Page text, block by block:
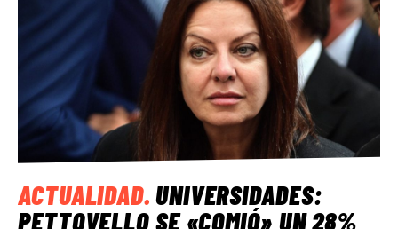
ACTUALIDAD.UNIVERSIDADES:
PETTOVELLO SE «COMIÓ» UN 28%